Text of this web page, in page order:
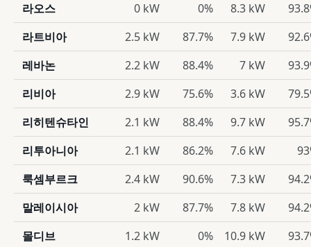
라오스
0 kW 0% 8.3 kW
라트비아
2.5 kW 87.7% 7.9 kW
레바논
2.2 kW 88.4% 7 kW
리비아
2.9 kW 75.6% 3.6 kW
리히텐슈타인
2.1 kW 88.4% 9.7 kW
리투아니아
2.1 kW 86.2% 7.6 kW
룩셈부르크
2.4 kW 90.6% 7.3 kW
말레이시아
2 kW 87.7% 7.8 kW
몰디브
1.2 kW 0% 10.9 kW